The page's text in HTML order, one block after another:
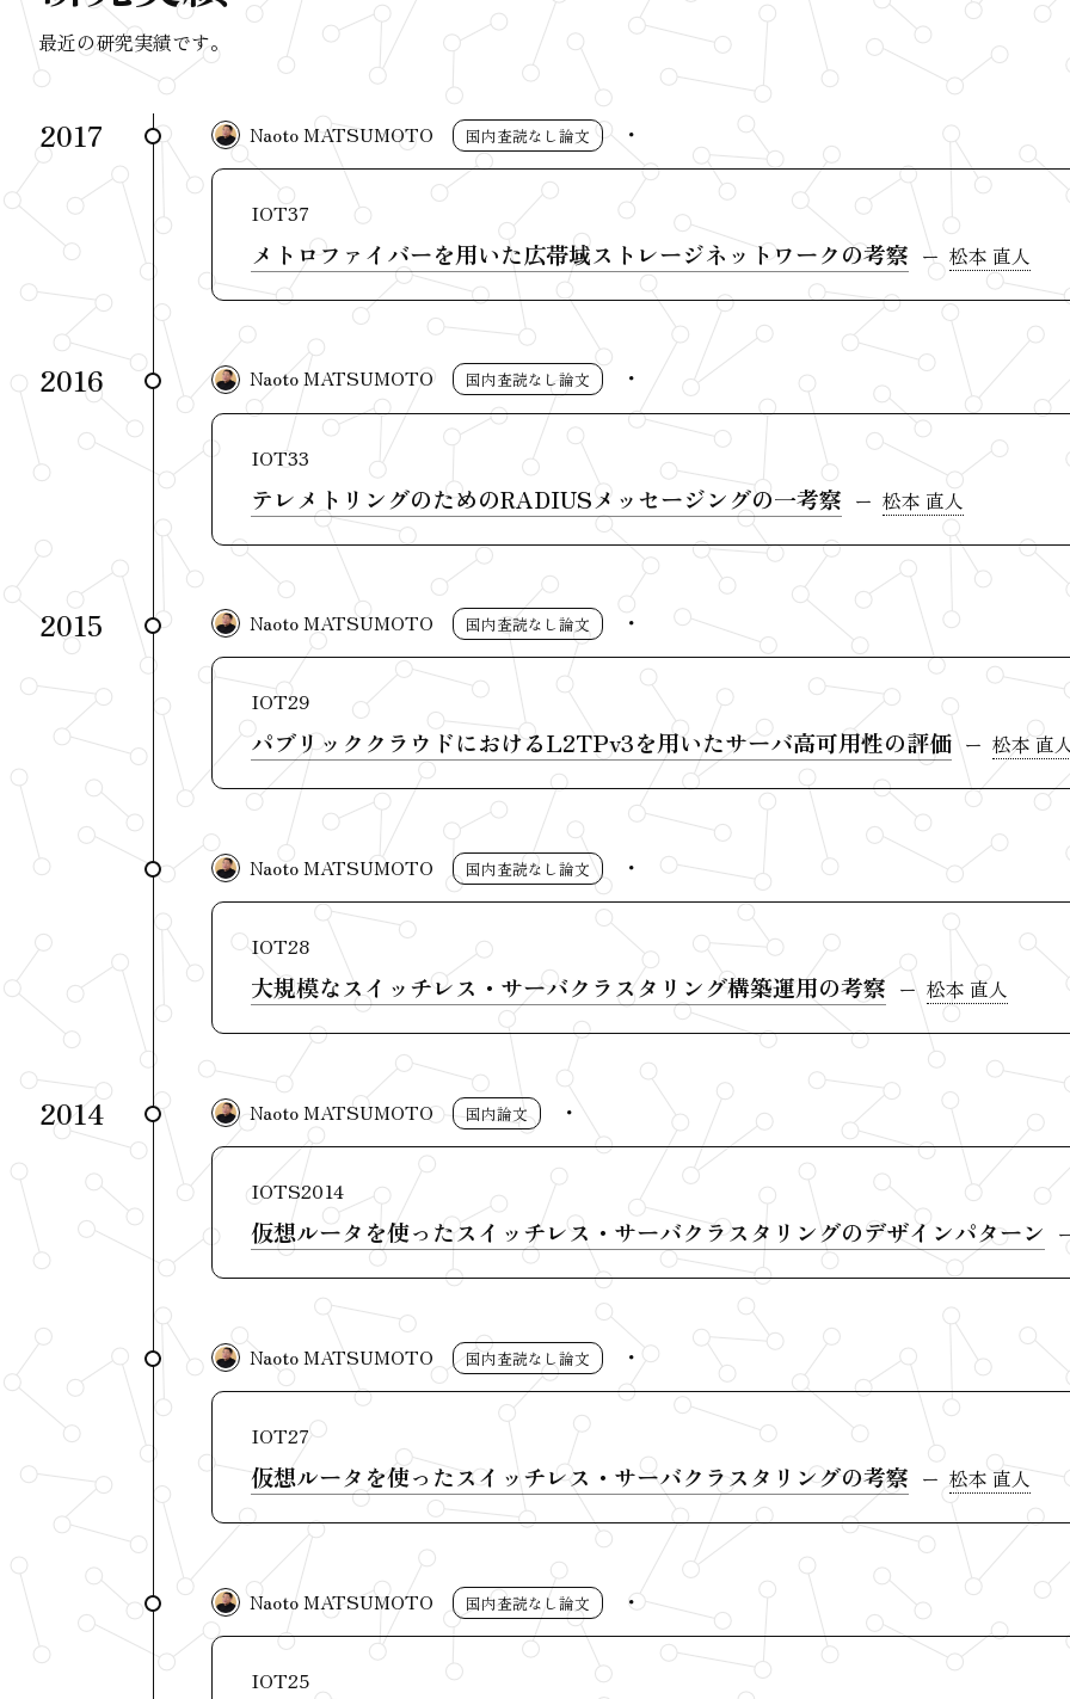
最近の研究実績です。
2017 Naoto MATSUMOTO 国内査読なし論文
IOT37
メトロファイバーを用いた広帯域ストレージネットワークの考察 松本 直人
2016 Naoto MATSUMOTO 国内査読なし論文
IOT33
テレメトリングのためのRADIUSメッセージングの一考察 松本 直人
2015 Naoto MATSUMOTO 国内査読なし論文
IOT29
パブリッククラウドにおけるL2TPv3を用いたサーバ高可用性の評価 松本 直
Naoto MATSUMOTO 国内査読なし論文
IOT28
大規模なスイッチレス・サーバクラスタリング構築運用の考察 松本 直人
2014 Naoto MATSUMOTO 国内論文
IOTS2014
仮想ルータを使ったスイッチレス・サーバクラスタリングのデザインパターン
Naoto MATSUMOTO 国内査読なし論文
IOT27
仮想ルータを使ったスイッチレス・サーバクラスタリングの考察 松本 直人
Naoto MATSUMOTO 国内査読なし論文
IOT25